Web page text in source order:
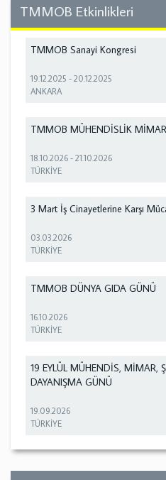
TMMOB Etkinlikleri
TMMOB Sanayi Kongresi
19.12.2025 -20.12.2025
ANKARA
TMMOB MÜHENDİSLİK
18.10.2026 -21.10.2026
TÜRKİYE
3 Mart İş Cinayetlerine Karşı
03.03.2026
TÜRKİYE
TMMOB DÜNYA GIDA GÜNÜ
16.10.2026
TÜRKİYE
19 EYLÜL MÜHENDİS, MİMAR,
DAYANIŞMA GÜNÜ
19.09.2026
TÜRKİYE